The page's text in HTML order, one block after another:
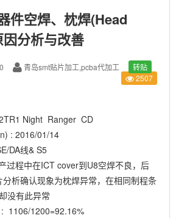
件空焊、枕焊(Head
分析与改善
青岛smt贴片加工,pcba代加工
转贴
2507
Night Ranger CD
: 2016/01/14
DA线& S5
过程中在ICT cover到U8空焊不良，后
析确认现象为枕焊异常，在相同制程条
没有此异常
1106/1200=92.16%